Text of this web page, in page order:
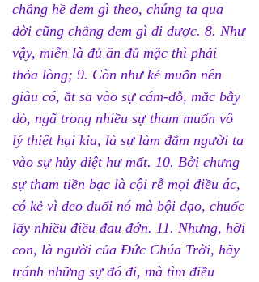
chẳng hề đem gì theo, chúng ta qua
đời cũng chẳng đem gì đi được. 8. Như
vậy, miễn là đủ ăn đủ mặc thì phải
thỏa lòng; 9. Còn như kẻ muốn nên
giàu có, ắt sa vào sự cám-dỗ, mắc bẫy
dò, ngã trong nhiều sự tham muốn vô
lý thiệt hại kia, là sự làm đắm người ta
vào sự hủy diệt hư mất. 10. Bởi chưng
sự tham tiền bạc là cội rễ mọi điều ác,
có kẻ vì đeo đuổi nó mà bội đạo, chuốc
lấy nhiều điều đau đớn. 11. Nhưng, hỡi
con, là người của Đức Chúa Trời, hãy
tránh những sự đó đi, mà tìm điều